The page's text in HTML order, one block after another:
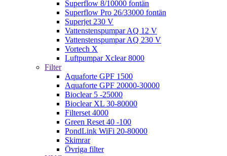
Superflow 8/10000 fontän
Superflow Pro 26/33000 fontän
Superjet 230 V
Vattenstenspumpar AQ 12 V
Vattenstenspumpar AQ 230 V
Vortech X
Luftpumpar Xclear 8000
Filter
Aquaforte GPF 1500
Aquaforte GPF 20000-30000
Bioclear 5 -25000
Bioclear XL 30-80000
Filterset 4000
Green Reset 40 -100
PondLink WiFi 20-80000
Skimrar
Övriga filter